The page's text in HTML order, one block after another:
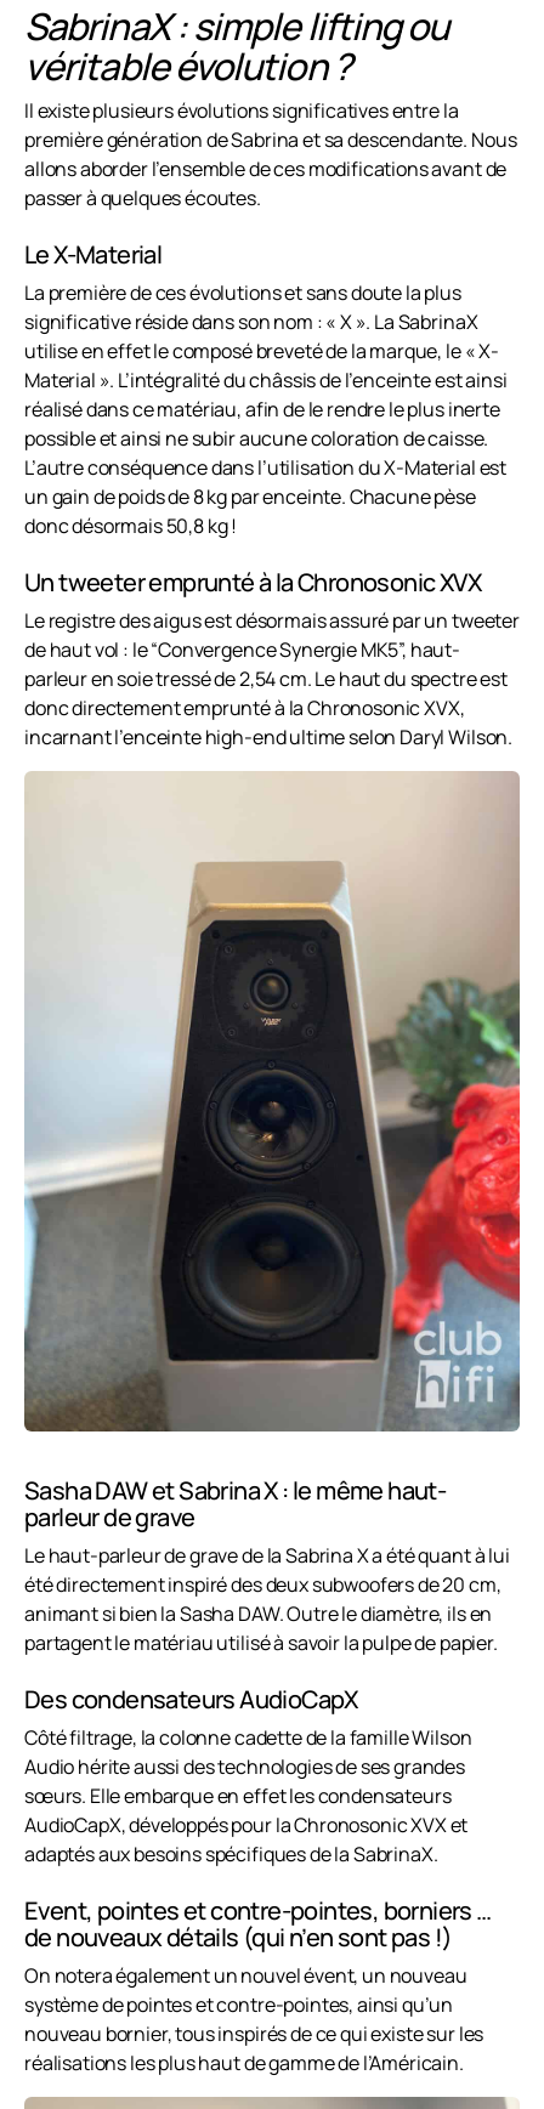
SabrinaX : simple lifting ou
véritable évolution ?
Il existe plusieurs évolutions significatives entre la
première génération de Sabrina et sa descendante. Nous
allons aborder l’ensemble de ces modifications avant de
passer à quelques écoutes.
Le X-Material
La première de ces évolutions et sans doute la plus
significative réside dans son nom : « X ». La SabrinaX
utilise en effet le composé breveté de la marque, le « X-
Material ». L’intégralité du châssis de l’enceinte est ainsi
réalisé dans ce matériau, afin de le rendre le plus inerte
possible et ainsi ne subir aucune coloration de caisse.
L’autre conséquence dans l’utilisation du X-Material est
un gain de poids de 8 kg par enceinte. Chacune pèse
donc désormais 50,8 kg !
Un tweeter emprunté à la Chronosonic XVX
Le registre des aigus est désormais assuré par un tweeter
de haut vol : le “Convergence Synergie MK5”, haut-
parleur en soie tressé de 2,54 cm. Le haut du spectre est
donc directement emprunté à la Chronosonic XVX,
incarnant l’enceinte high-end ultime selon Daryl Wilson.
Sasha DAW et Sabrina X : le même haut-
parleur de grave
Le haut-parleur de grave de la Sabrina X a été quant à lui
été directement inspiré des deux subwoofers de 20 cm,
animant si bien la Sasha DAW. Outre le diamètre, ils en
partagent le matériau utilisé à savoir la pulpe de papier.
Des condensateurs AudioCapX
Côté filtrage, la colonne cadette de la famille Wilson
Audio hérite aussi des technologies de ses grandes
sœurs. Elle embarque en effet les condensateurs
AudioCapX, développés pour la Chronosonic XVX et
adaptés aux besoins spécifiques de la SabrinaX.
Event, pointes et contre-pointes, borniers …
de nouveaux détails (qui n’en sont pas !)
On notera également un nouvel évent, un nouveau
système de pointes et contre-pointes, ainsi qu’un
nouveau bornier, tous inspirés de ce qui existe sur les
réalisations les plus haut de gamme de l’Américain.